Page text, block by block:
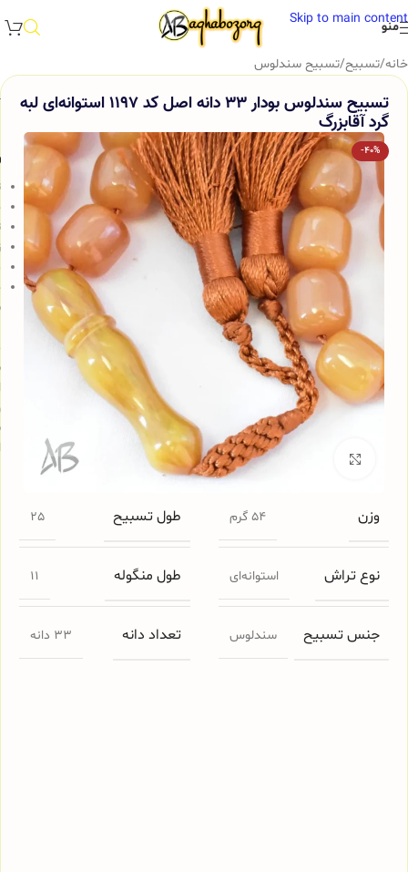
Skip to main content
منو
خانه/تسبیح/تسبیح سندلوس
تسبیح سندلوس بودار 33 دانه اصل کد 1197 استوانه‌ای لبه
گرد آقابزرگ
-40%
برای بزرگنمایی کلیک کنید
وزن 54 گرم طول تسبیح 25
نوع تراش استوانه‌ای طول منگوله 11
جنس تسبیح سندلوس تعداد دانه 33 دانه